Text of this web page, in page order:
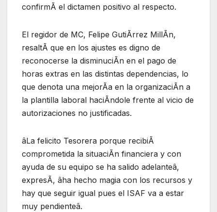
confirmÃ el dictamen positivo al respecto.
El regidor de MC, Felipe GutiÃrrez MillÃn,
resaltÃ que en los ajustes es digno de
reconocerse la disminuciÃn en el pago de
horas extras en las distintas dependencias, lo
que denota una mejorÃa en la organizaciÃn a
la plantilla laboral haciÃndole frente al vicio de
autorizaciones no justificadas.
âLa felicito Tesorera porque recibiÃ
comprometida la situaciÃn financiera y con
ayuda de su equipo se ha salido adelanteâ,
expresÃ, âha hecho magia con los recursos y
hay que seguir igual pues el ISAF va a estar
muy pendienteâ.